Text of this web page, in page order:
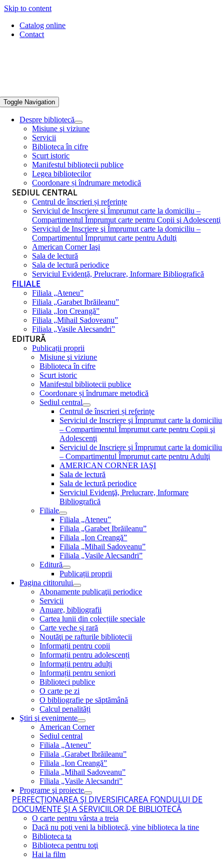
Skip to content
Catalog online
Contact
Toggle Navigation
Despre bibliotecă
Misiune şi viziune
Servicii
Biblioteca în cifre
Scurt istoric
Manifestul bibliotecii publice
Legea bibliotecilor
Coordonare și îndrumare metodică
SEDIUL CENTRAL
Centrul de înscrieri și referințe
Serviciul de Inscriere şi Împrumut carte la domiciliu –
Compartimentul Împrumut carte pentru Copii şi Adolescenţi
Serviciul de Inscriere şi Împrumut carte la domiciliu –
Compartimentul Împrumut carte pentru Adulţi
American Corner Iaşi
Sala de lectură
Sala de lectură periodice
Serviciul Evidenţă, Prelucrare, Informare Bibliografică
FILIALE
Filiala „Ateneu”
Filiala „Garabet Ibrăileanu”
Filiala „Ion Creangă”
Filiala „Mihail Sadoveanu”
Filiala „Vasile Alecsandri”
EDITURĂ
Publicații proprii
Misiune şi viziune
Biblioteca în cifre
Scurt istoric
Manifestul bibliotecii publice
Coordonare și îndrumare metodică
Sediul central
Centrul de înscrieri și referințe
Serviciul de Inscriere şi Împrumut carte la domiciliu
– Compartimentul Împrumut carte pentru Copii şi
Adolescenţi
Serviciul de Inscriere şi Împrumut carte la domiciliu
– Compartimentul Împrumut carte pentru Adulţi
AMERICAN CORNER IAŞI
Sala de lectură
Sala de lectură periodice
Serviciul Evidenţă, Prelucrare, Informare
Bibliografică
Filiale
Filiala „Ateneu”
Filiala „Garabet Ibrăileanu”
Filiala „Ion Creangă”
Filiala „Mihail Sadoveanu”
Filiala „Vasile Alecsandri”
Editură
Publicații proprii
Pagina cititorului
Abonamente publicaţii periodice
Servicii
Anuare, bibliografii
Cartea lunii din colecțiile speciale
Carte veche și rară
Noutăţi pe rafturile bibliotecii
Informații pentru copii
Informații pentru adolescenți
Informații pentru adulți
Informații pentru seniori
Biblioteci publice
O carte pe zi
O bibliografie pe săptămână
Calcul penalități
Ştiri şi evenimente
American Corner
Sediul central
Filiala „Ateneu”
Filiala „Garabet Ibrăileanu”
Filiala „Ion Creangă”
Filiala „Mihail Sadoveanu”
Filiala „Vasile Alecsandri”
Programe şi proiecte
PERFECŢIONAREA ŞI DIVERSIFICAREA FONDULUI DE
DOCUMENTE ŞI A SERVICIILOR DE BIBLIOTECĂ
O carte pentru vârsta a treia
Dacă nu poţi veni la bibliotecă, vine biblioteca la tine
Biblioteca ta
Biblioteca pentru toţi
Hai la film